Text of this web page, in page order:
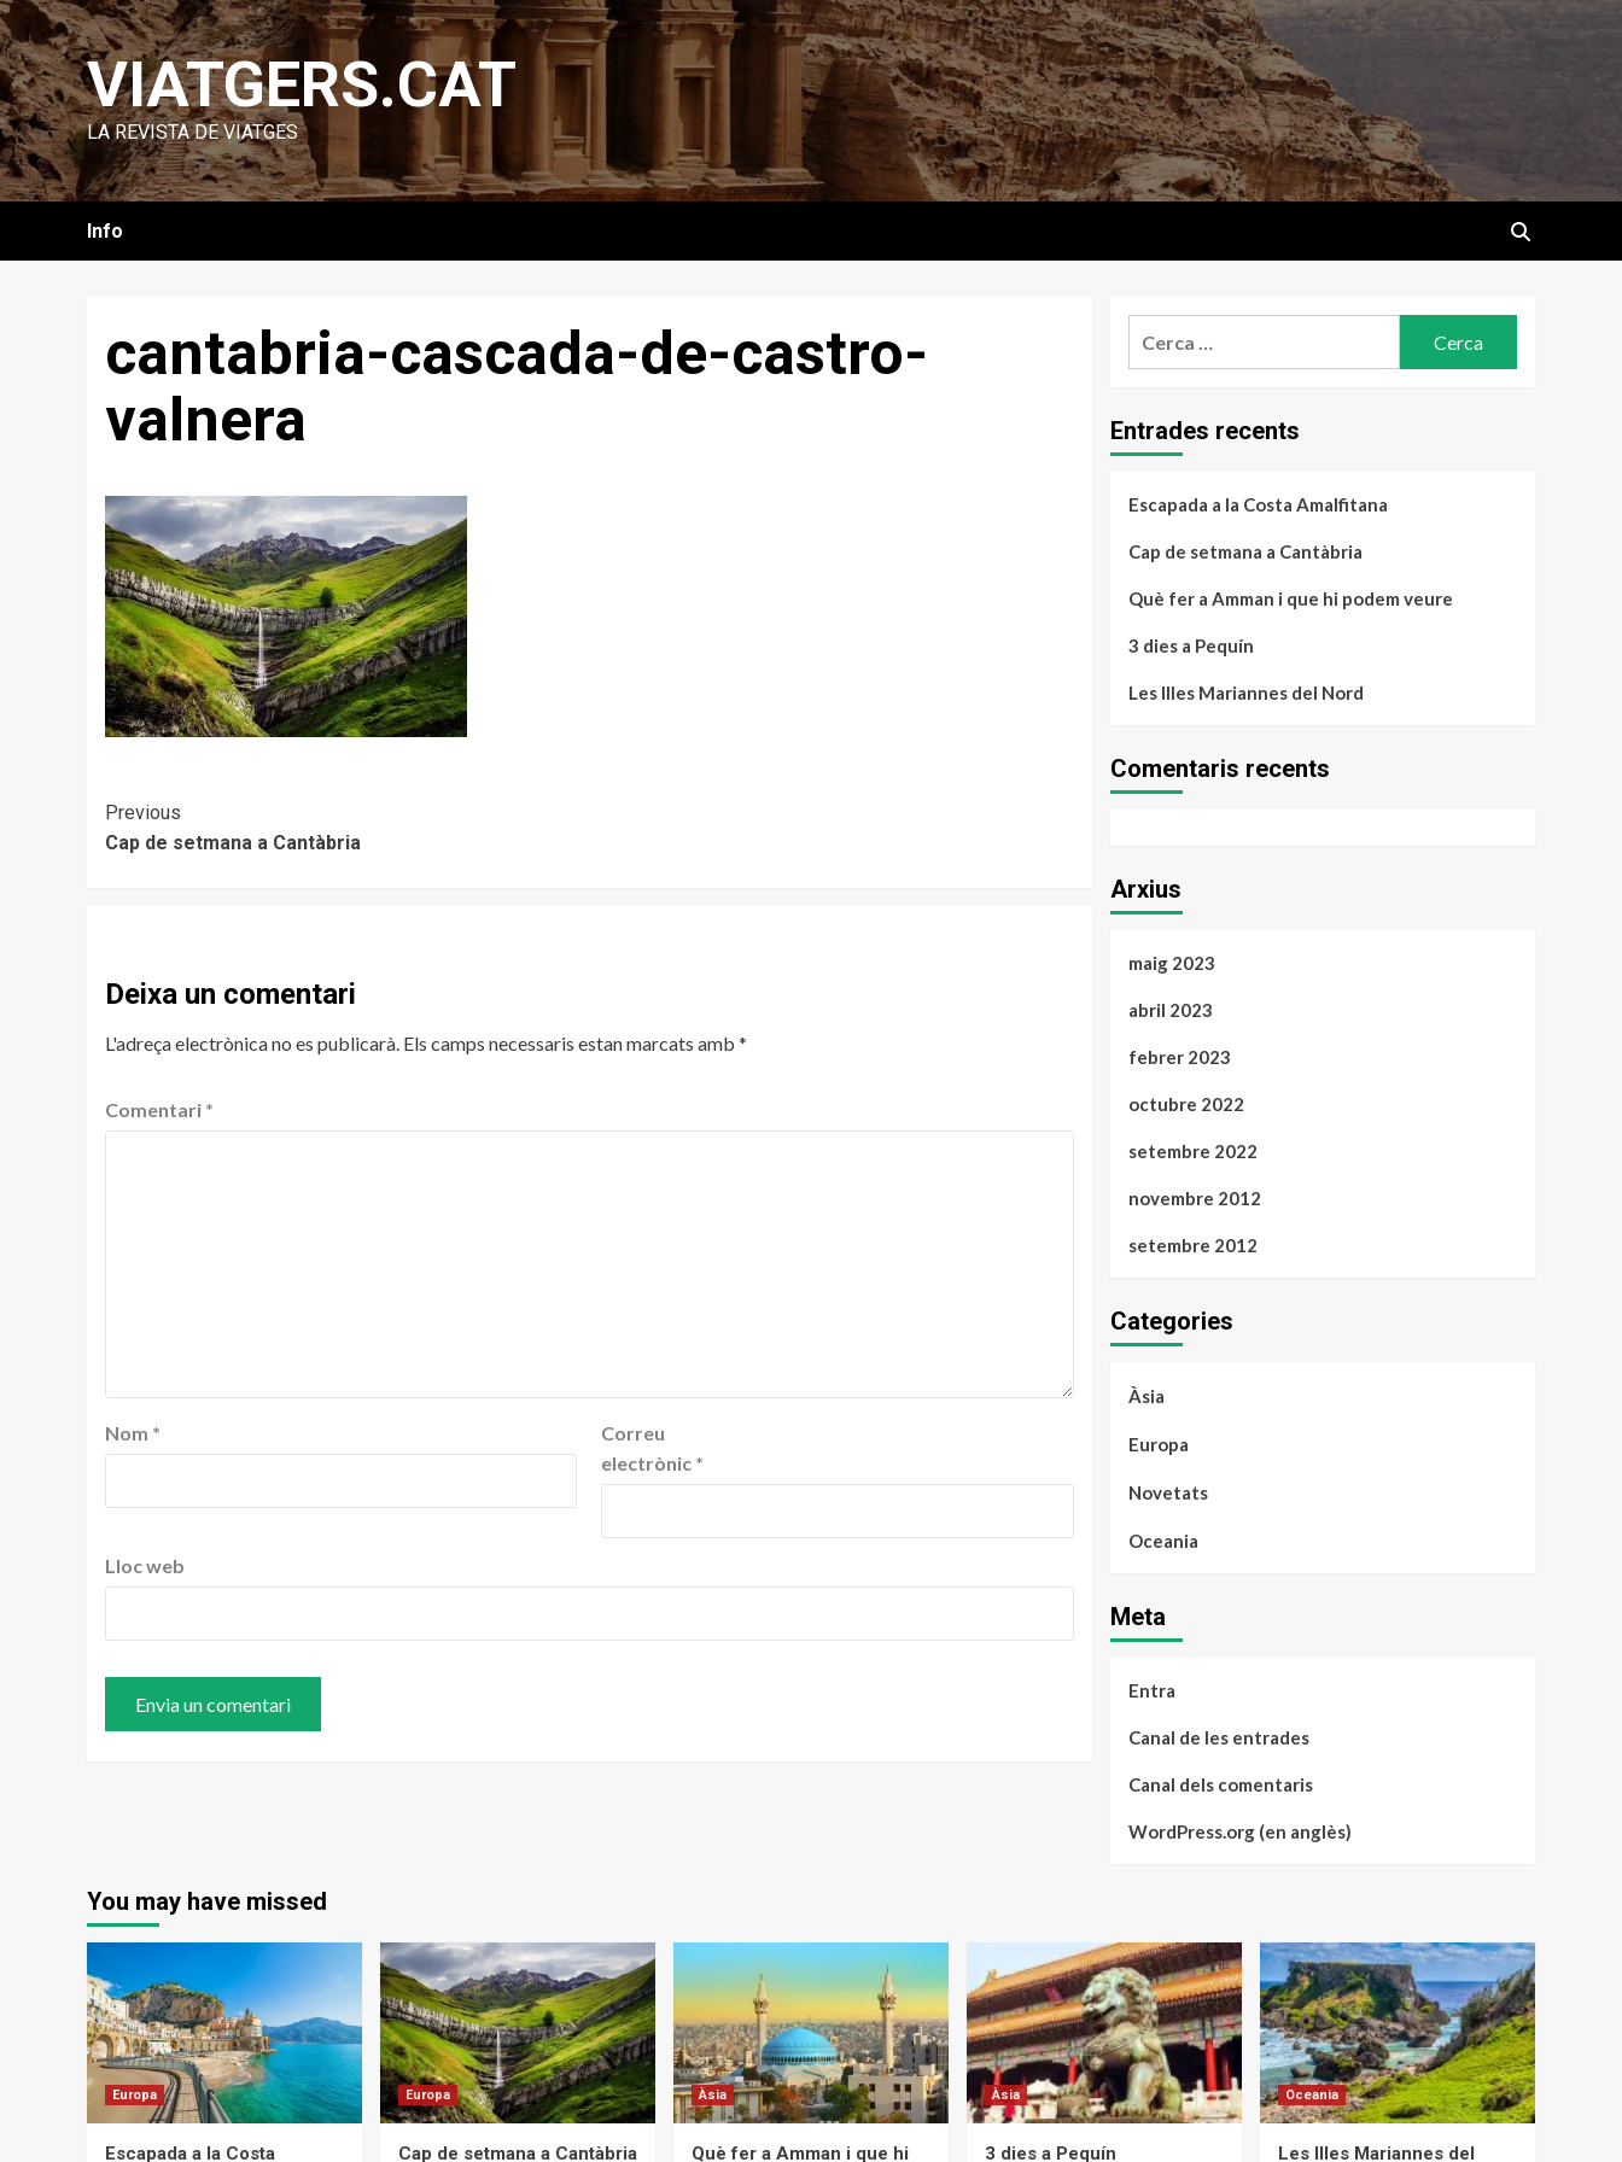
Skip
to
content
VIATGERS.CAT
LA REVISTA DE VIATGES
Info
cantabria-cascada-de-castro-
valnera
Continue
Reading
Previous
Cap de setmana a Cantàbria
Deixa un comentari
L'adreça electrònica no es publicarà. Els camps necessaris estan marcats amb *
Comentari *
Nom *
Correu
electrònic *
Lloc web
Entrades recents
Escapada a la Costa Amalfitana
Cap de setmana a Cantàbria
Què fer a Amman i que hi podem veure
3 dies a Pequín
Les Illes Mariannes del Nord
Comentaris recents
Arxius
maig 2023
abril 2023
febrer 2023
octubre 2022
setembre 2022
novembre 2012
setembre 2012
Categories
Àsia
Europa
Novetats
Oceania
Meta
Entra
Canal de les entrades
Canal dels comentaris
WordPress.org (en anglès)
You may have missed
Europa
Escapada a la Costa
Europa
Cap de setmana a Cantàbria
Àsia
Què fer a Amman i que hi
Àsia
3 dies a Pequín
Oceania
Les Illes Mariannes del